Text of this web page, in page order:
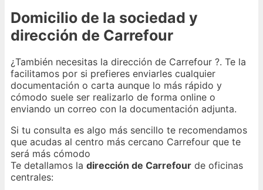
Domicilio de la sociedad y
dirección de Carrefour
¿También necesitas la dirección de Carrefour ?. Te la
facilitamos por si prefieres enviarles cualquier
documentación o carta aunque lo más rápido y
cómodo suele ser realizarlo de forma online o
enviando un correo con la documentación adjunta.
Si tu consulta es algo más sencillo te recomendamos
que acudas al centro más cercano Carrefour que te
será más cómodo
Te detallamos la dirección de Carrefour de oficinas
centrales: